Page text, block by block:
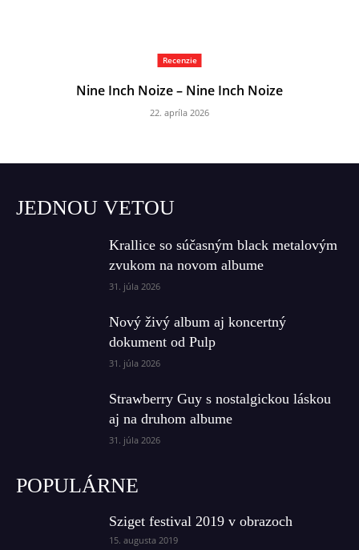
Recenzie
Nine Inch Noize – Nine Inch Noize
22. apríla 2026
JEDNOU VETOU
Krallice so súčasným black metalovým
zvukom na novom albume
31. júla 2026
Nový živý album aj koncertný
dokument od Pulp
31. júla 2026
Strawberry Guy s nostalgickou láskou
aj na druhom albume
31. júla 2026
POPULÁRNE
Sziget festival 2019 v obrazoch
15. augusta 2019